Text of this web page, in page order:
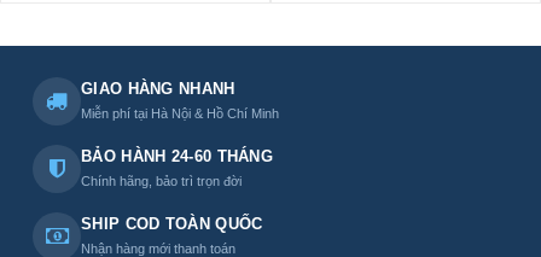
GIAO HÀNG NHANH
Miễn phí tại Hà Nội & Hồ Chí Minh
BẢO HÀNH 24-60 THÁNG
Chính hãng, bảo trì trọn đời
SHIP COD TOÀN QUỐC
Nhận hàng mới thanh toán